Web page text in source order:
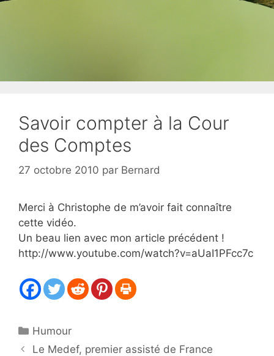
Savoir compter à la Cour
des Comptes
27 octobre 2010 par Bernard
Merci à Christophe de m’avoir fait connaître
cette vidéo.
Un beau lien avec mon article précédent !
http://www.youtube.com/watch?v=aUaI1PFcc7c
Catégories
Humour
Le Medef, premier assisté de France